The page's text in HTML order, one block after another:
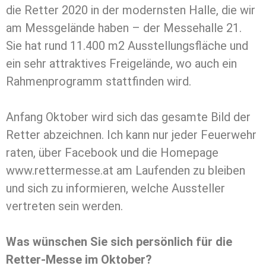
die Retter 2020 in der modernsten Halle, die wir
am Messgelände haben – der Messehalle 21.
Sie hat rund 11.400 m2 Ausstellungsfläche und
ein sehr attraktives Freigelände, wo auch ein
Rahmenprogramm stattfinden wird.
Anfang Oktober wird sich das gesamte Bild der
Retter abzeichnen. Ich kann nur jeder Feuerwehr
raten, über Facebook und die Homepage
www.rettermesse.at am Laufenden zu bleiben
und sich zu informieren, welche Aussteller
vertreten sein werden.
Was wünschen Sie sich persönlich für die
Retter-Messe im Oktober?